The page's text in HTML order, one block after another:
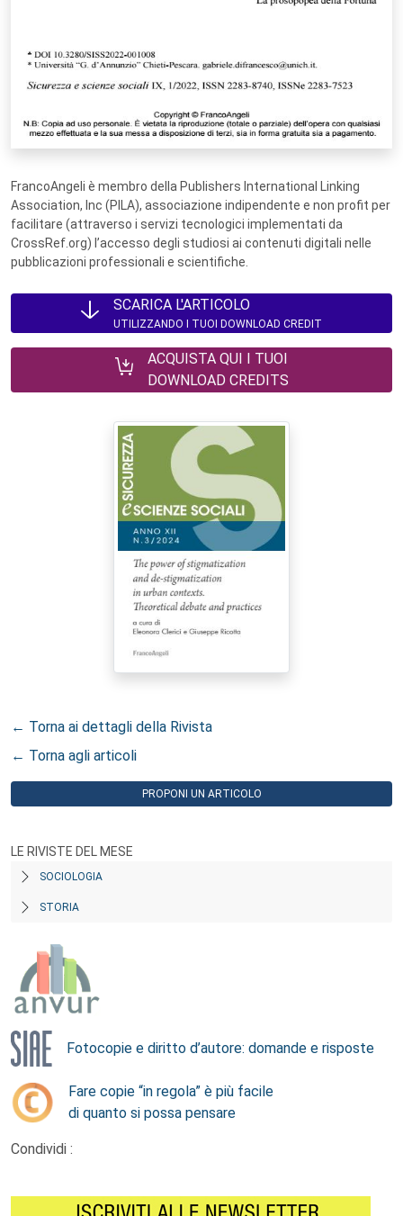
FrancoAngeli è membro della Publishers International Linking
Association, Inc (PILA), associazione indipendente e non profit per
facilitare (attraverso i servizi tecnologici implementati da
CrossRef.org) l’accesso degli studiosi ai contenuti digitali nelle
pubblicazioni professionali e scientifiche.
SCARICA L'ARTICOLO
UTILIZZANDO I TUOI DOWNLOAD CREDIT
ACQUISTA QUI I TUOI
DOWNLOAD CREDITS
← Torna ai dettagli della Rivista
← Torna agli articoli
PROPONI UN ARTICOLO
LE RIVISTE DEL MESE
SOCIOLOGIA
STORIA
Fotocopie e diritto d’autore: domande e risposte
Fare copie “in regola” è più facile
di quanto si possa pensare
Condividi :